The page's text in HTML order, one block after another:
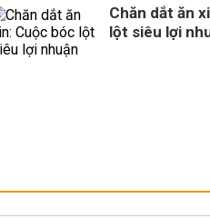
Chăn dắt ăn
lột siêu lợi